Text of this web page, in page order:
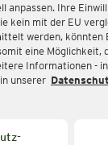
anpassen. Ihre
kein mit der EU
werden, könnten
eine Möglichkeit,
Informationen -
unserer